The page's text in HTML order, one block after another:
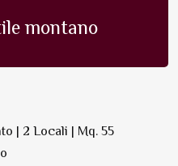
montano
| 2 Locali | Mq. 55